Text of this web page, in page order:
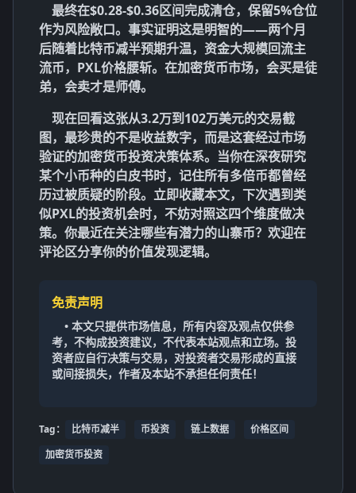
最终在$0.28-$0.36区间完成清仓，保留5%仓位
作为风险敞口。事实证明这是明智的——两个月
后随着比特币减半预期升温，资金大规模回流主
流币，PXL价格腰斩。在加密货币市场，会买是徒
弟，会卖才是师傅。
现在回看这张从3.2万到102万美元的交易截
图，最珍贵的不是收益数字，而是这套经过市场
验证的加密货币投资决策体系。当你在深夜研究
某个小币种的白皮书时，记住所有多倍币都曾经
历过被质疑的阶段。立即收藏本文，下次遇到类
似PXL的投资机会时，不妨对照这四个维度做决
策。你最近在关注哪些有潜力的山寨币？欢迎在
评论区分享你的价值发现逻辑。
免责声明
• 本文只提供市场信息，所有内容及观点仅供参
考，不构成投资建议，不代表本站观点和立场。投
资者应自行决策与交易，对投资者交易形成的直接
或间接损失，作者及本站不承担任何责任！
Tag： 比特币减半 币投资 链上数据
价格区间
加密货币投资